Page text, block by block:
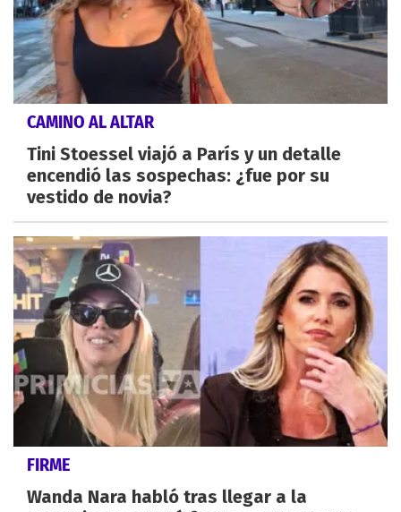
CAMINO AL ALTAR
Tini Stoessel viajó a París y un detalle
encendió las sospechas: ¿fue por su
vestido de novia?
FIRME
Wanda Nara habló tras llegar a la